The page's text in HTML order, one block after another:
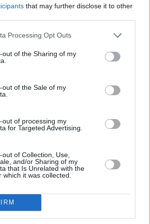
that may further disclose it to other
Processing Opt Outs
out of the Sharing of my
out of the Sale of my
out of processing my
for Targeted Advertising.
of Collection, Use,
and/or Sharing of my
that Is Unrelated with the
which it was collected.
το παγκόσμιο ρεκόρ, επειδή
και ο δεύτερος τότε, που ήταν ο
Ραλφ Μπόστον
με 8,35μ. (μαζί με τον Οβανεσιάν) με
απίστευτο άλμα ήταν δύσκολο να
έφθασε στην άκρη του σκάμματος
για τέτοια επίδοση και οι κριτές
Χρησιμοποιήθηκε χαλύβδινη
κράτησαν πολύ ώρα. Ο
υπό καταρρακτώδη βροχή, ο
άλμα ακόμη στα 8,04μ. και τέσσερις